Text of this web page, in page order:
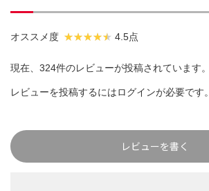
オススメ度 4.5点
現在、324件のレビューが投稿されています。
レビューを投稿するにはログインが必要です。
レビューを書く